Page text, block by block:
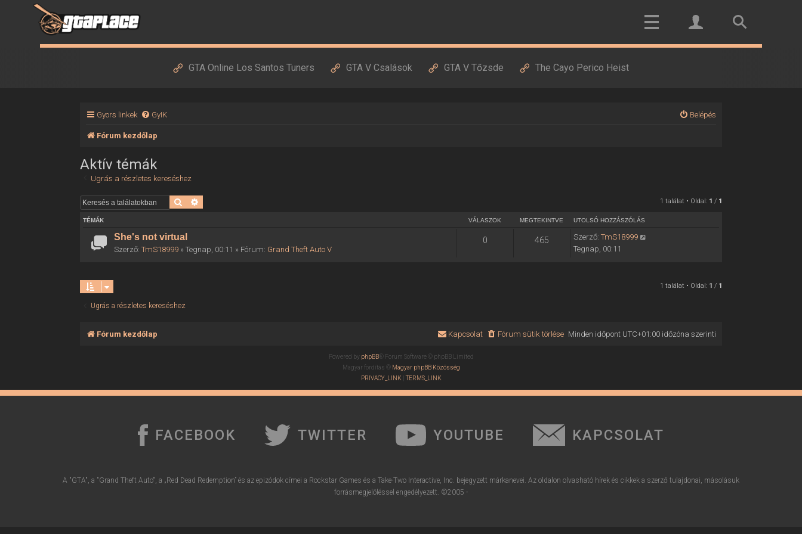
GTA Online Los Santos Tuners GTA V Csalások GTA V Tőzsde The Cayo Perico Heist
Gyors linkek GyIK Belépés
Fórum kezdőlap
Aktív témák
Ugrás a részletes kereséshez
Keresés 1 találat • Oldal: 1 / 1
TÉMÁK VÁLASZOK MEGTEKINTVE UTOLSÓ HOZZÁSZÓLÁS
She's not virtual
Szerző:TmS18999 » Tegnap, 00:11 » Fórum: Grand Theft Auto V
0 465 Szerző: TmS18999
Tegnap, 00:11
1 találat • Oldal: 1 / 1
Ugrás a részletes kereséshez
Fórum kezdőlap Minden időpont UTC+01:00időzóna szerinti
Fórum sütik törlése
Kapcsolat
Powered by phpBB® Forum Software © phpBB Limited
Magyar fordítás © Magyar phpBB Közösség
PRIVACY_LINK |TERMS_LINK
FACEBOOK TWITTER YOUTUBE KAPCSOLAT
A "GTA", a "Grand Theft Auto", a „Red Dead Redemption” és az epizódok címei a Rockstar Games és a Take-Two Interactive, Inc. bejegyzett márkanevei. Az oldalon olvasható hírek és cikkek a szerző tulajdonai, másolásuk
forrásmegjelöléssel engedélyezett. ©2005 -